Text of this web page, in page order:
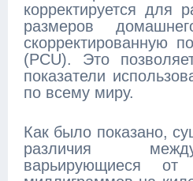
корректируется для
размеров
скорректированную
(PCU). Это
показатели
по всему миру.
Как было показано,
различия
варьирующиеся